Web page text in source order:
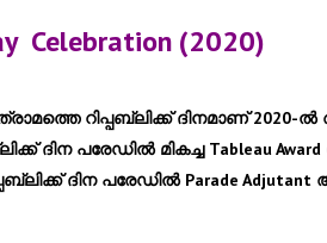
Celebration (2020)
റിപ്പബ്ലിക്ക് ദിനമാണ് 2020-
ദിന പരേഡില്‍ മികച്ച Tableau
ദിന പരേഡില്‍ Parade